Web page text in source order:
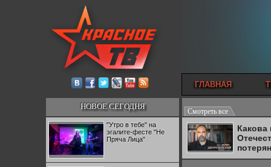
ГЛАВНАЯ
НОВОЕ СЕГОДНЯ
"Утро в тебе" на
эгалите-фесте "Не
Пряча Лица"
Смотреть все